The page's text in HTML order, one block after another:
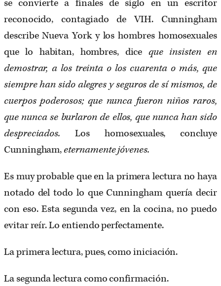
se convierte a finales de siglo en un escritor
reconocido, contagiado de VIH. Cunningham
describe Nueva York y los hombres homosexuales
que lo habitan, hombres, dice que insisten en
demostrar, a los treinta o los cuarenta o más, que
siempre han sido alegres y seguros de sí mismos, de
cuerpos poderosos; que nunca fueron niños raros,
que nunca se burlaron de ellos, que nunca han sido
despreciados.Los homosexuales, concluye
Cunningham,eternamente jóvenes.
Es muy probable que en la primera lectura no haya
notado del todo lo que Cunningham quería decir
con eso. Esta segunda vez, en la cocina, no puedo
evitar reír. Lo entiendo perfectamente.
La primera lectura, pues, como iniciación.
La segunda lectura como confirmación.